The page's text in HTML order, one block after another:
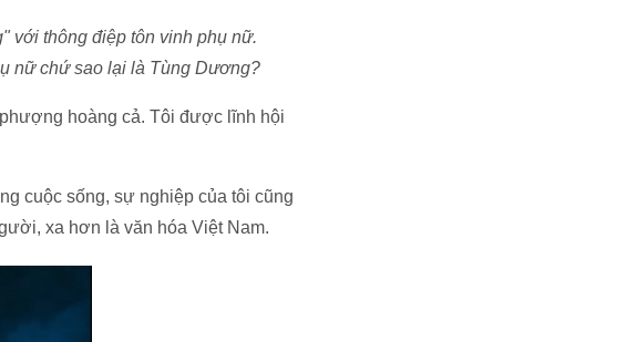
với thông điệp tôn vinh phụ nữ.
nữ chứ sao lại là Tùng Dương?
hoàng cả. Tôi được lĩnh hội
cuộc sống, sự nghiệp của tôi cũng
xa hơn là văn hóa Việt Nam.